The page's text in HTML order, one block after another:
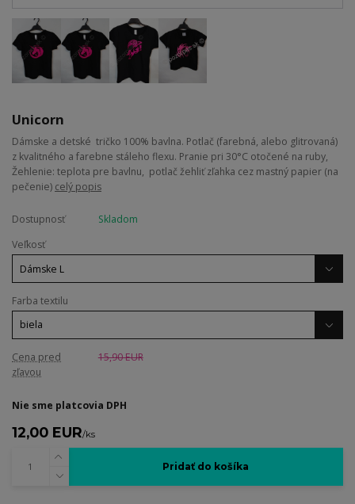
Unicorn
Dámske a detské tričko 100% bavlna. Potlač (farebná, alebo glitrovaná)
z kvalitného a farebne stáleho flexu. Pranie pri 30°C otočené na ruby,
Žehlenie: teplota pre bavlnu, potlač žehliť zľahka cez mastný papier (na
pečenie) celý popis
Dostupnosť
Skladom
Veľkosť
Farba textilu
Cena pred
zľavou
15,90 EUR
Nie sme platcovia DPH
12,00 EUR/ks
Pridať do košíka